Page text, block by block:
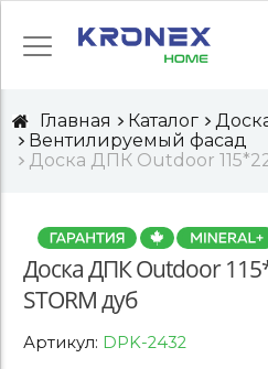
Главная Каталог
Вентилируемый фасад
Доска ДПК Outdoor
Доска ДПК Outdoor
STORM дуб
Артикул: DPK-2432